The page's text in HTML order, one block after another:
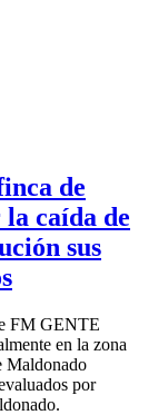
de
caída de
sus
FM GENTE
en la zona
Maldonado
por